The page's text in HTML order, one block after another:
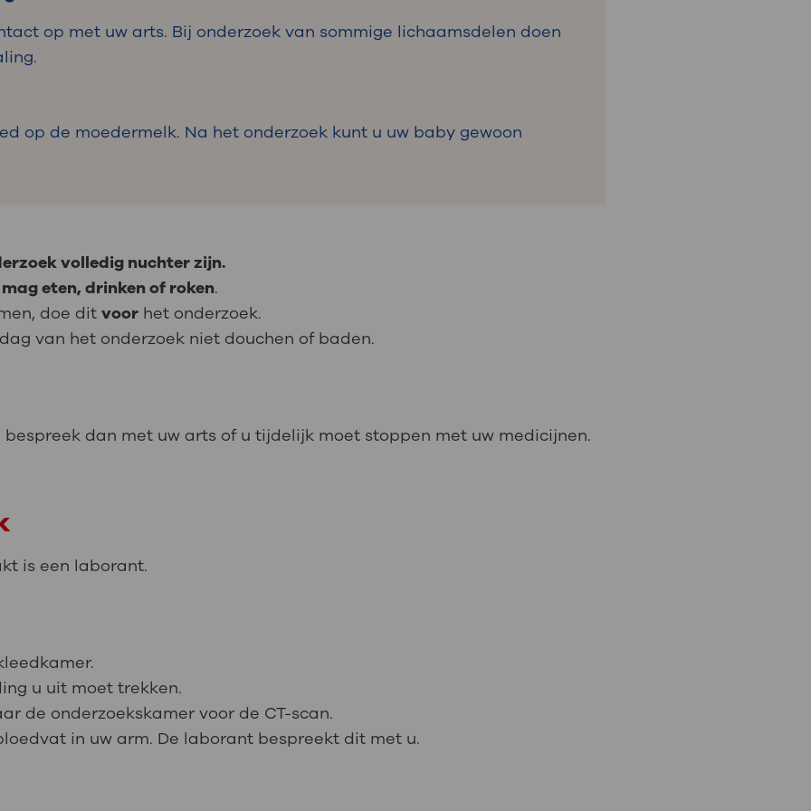
op met uw arts. Bij onderzoek van sommige lichaamsdelen doen
op de moedermelk. Na het onderzoek kunt u uw baby gewoon
volledig nuchter zijn.
eten, drinken of roken.
doe ditvoor het onderzoek.
van het onderzoek niet douchen of baden.
dan met uw arts of u tijdelijk moet stoppen met uw medicijnen.
is een laborant.
u uit moet trekken.
de onderzoekskamer voor de CT-scan.
in uw arm. De laborant bespreekt dit met u.